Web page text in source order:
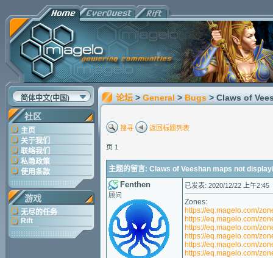
简体中文(中国)
社区
主页
关于我们
联络我们
私隐政策
使用条款
游戏
无尽的任务
Rift
论坛 > General > Bugs > Claws of
搜寻 返回标题列表
页 1
主题的留言: Claws of Veeshan maps not
Fenthen
顾问
已发表: 2020/12/22 上午2:45
Zones:
https://eq.magelo.com/
https://eq.magelo.com/
https://eq.magelo.com/
https://eq.magelo.com/
https://eq.magelo.com/
https://eq.magelo.com/